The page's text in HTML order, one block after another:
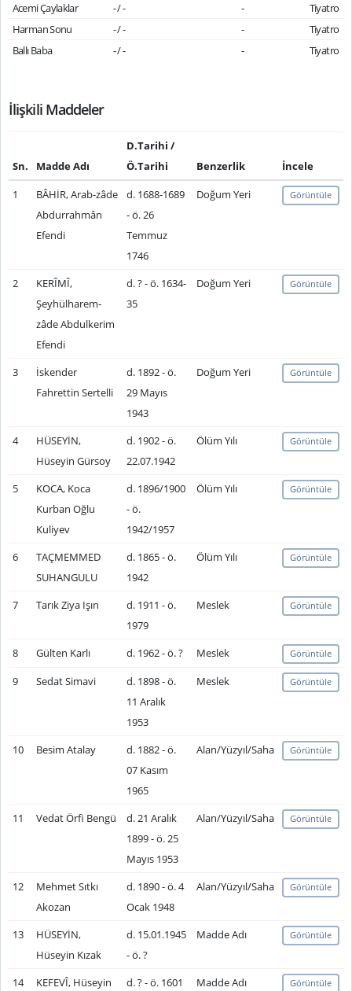
Acemi Çaylaklar
- / - -
Tiyatro
Harman Sonu
- / - -
Tiyatro
Ballı Baba
- / - - Tiyatro
İlişkili Maddeler
Sn. Madde Adı
D.Tarihi /
Ö.Tarihi
Benzerlik
İncele
1
BÂHİR, Arab-zâde
Abdurrahmân
Efendi
d. 1688-1689
- ö. 26
Temmuz
1746
Doğum Yeri Görüntüle
2
KERÎMÎ,
Şeyhülharem-
zâde Abdulkerim
Efendi
d. ? - ö. 1634-
35
Doğum Yeri Görüntüle
3
İskender
Fahrettin Sertelli
d. 1892 - ö.
29 Mayıs
1943
Doğum Yeri Görüntüle
4
HÜSEYİN,
Hüseyin Gürsoy
d. 1902 - ö.
22.07.1942
Ölüm Yılı Görüntüle
5
KOCA, Koca
Kurban Oğlu
Kuliyev
d. 1896/1900
- ö.
1942/1957
Ölüm Yılı Görüntüle
6
TAÇMEMMED
SUHANGULU
d. 1865 - ö.
1942
Ölüm Yılı Görüntüle
7 Tarık Ziya Işın
d. 1911 - ö.
1979
Meslek Görüntüle
8 Gülten Karlı d. 1962 - ö. ? Meslek Görüntüle
9 Sedat Simavi
d. 1898 - ö.
11 Aralık
1953
Meslek Görüntüle
10 Besim Atalay
d. 1882 - ö.
07 Kasım
1965
Alan/Yüzyıl/Saha Görüntüle
11 Vedat Örfi Bengü
d. 21 Aralık
1899 - ö. 25
Mayıs 1953
Alan/Yüzyıl/Saha Görüntüle
12
Mehmet Sıtkı
Akozan
d. 1890 - ö. 4
Ocak 1948
Alan/Yüzyıl/Saha Görüntüle
13
HÜSEYİN,
Hüseyin Kızak
d. 15.01.1945
- ö. ?
Madde Adı Görüntüle
14 KEFEVÎ, Hüseyin d. ? - ö. 1601 Madde Adı Görüntüle